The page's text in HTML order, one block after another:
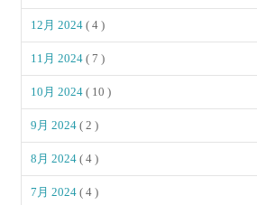
12月 2024( 4 )
11月 2024( 7 )
10月 2024( 10 )
9月 2024( 2 )
8月 2024( 4 )
7月 2024( 4 )